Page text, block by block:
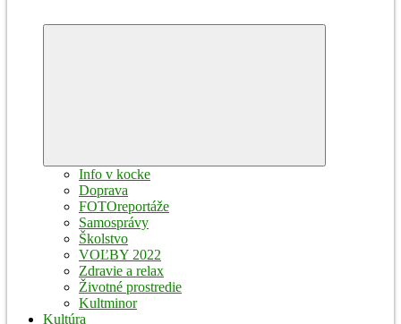
Info v kocke
Doprava
FOTOreportáže
Samosprávy
Školstvo
VOĽBY 2022
Zdravie a relax
Životné prostredie
Kultminor
Kultúra